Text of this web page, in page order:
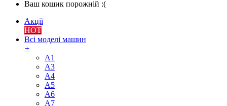
Ваш кошик порожній :(
Акції
HOT
Всі моделі машин
+
A1
A3
A4
A5
A6
A7